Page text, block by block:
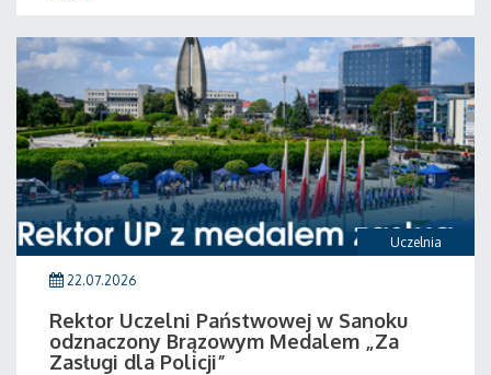
Uczelnia
22.07.2026
Rektor Uczelni Państwowej w Sanoku
odznaczony Brązowym Medalem „Za
Zasługi dla Policji”